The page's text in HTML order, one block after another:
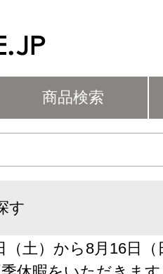
商品検索
す
（土）から8月16日